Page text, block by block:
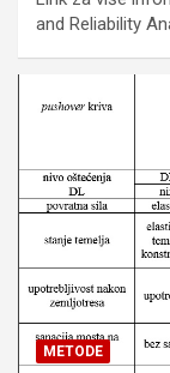
and Reliability
METODE